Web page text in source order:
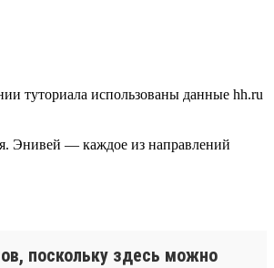
туториала использованы данные hh.ru
Энивей — каждое из направлений
поскольку здесь можно